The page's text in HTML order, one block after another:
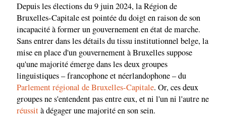
Depuis les élections du 9 juin 2024, la Région de
Bruxelles-Capitale est pointée du doigt en raison de son
incapacité à former un gouvernement en état de marche.
Sans entrer dans les détails du tissu institutionnel belge, la
mise en place d'un gouvernement à Bruxelles suppose
qu'une majorité émerge dans les deux groupes
linguistiques – francophone et néerlandophone – du
Parlement régional de Bruxelles-Capitale. Or, ces deux
groupes ne s'entendent pas entre eux, et ni l'un ni l'autre ne
réussità dégager une majorité en son sein.